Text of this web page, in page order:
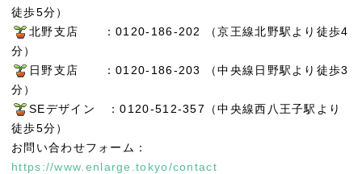
徒歩5分）
北野支店 ：0120-186-202 （京王線北野駅より徒歩4
分）
日野支店 ：0120-186-203 （中央線日野駅より徒歩3
分）
SEデザイン ：0120-512-357（中央線西八王子駅より
徒歩5分）
お問い合わせフォーム：
https://www.enlarge.tokyo/contact